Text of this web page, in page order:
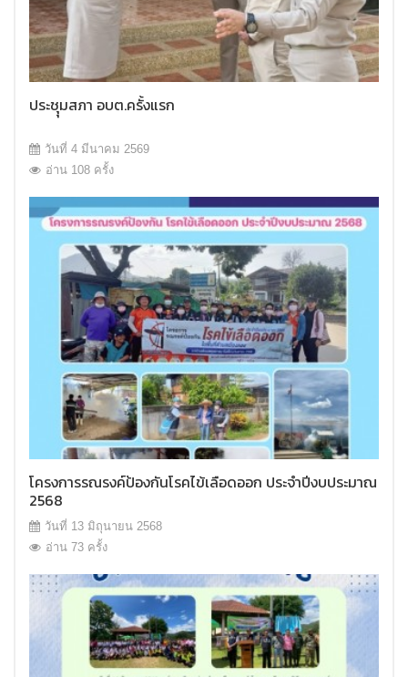
ประชุุมสภา อบต.ครั้งแรก
วันที่ 4 มีนาคม 2569
อ่าน 108 ครั้ง
โครงการรณรงค์ป้องกันโรคไข้เลือดออก ประจำปีงบประมาณ
2568
วันที่ 13 มิถุนายน 2568
อ่าน 73 ครั้ง